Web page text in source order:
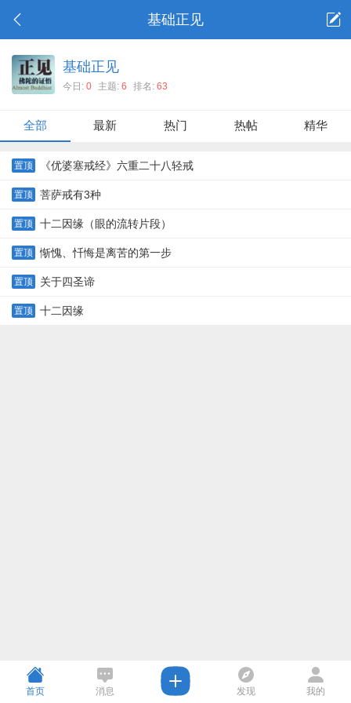
基础正见
基础正见
今日: 0 主题: 6 排名: 63
全部 最新 热门 热帖 精华
置顶 《优婆塞戒经》六重二十八轻戒
置顶 菩萨戒有3种
置顶 十二因缘（眼的流转片段）
置顶 惭愧、忏悔是离苦的第一步
置顶 关于四圣谛
置顶 十二因缘
首页 消息 发现 我的